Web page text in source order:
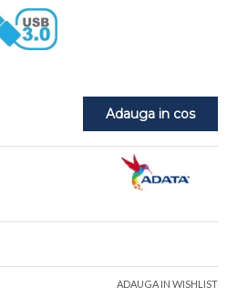
Adauga in cos
ADAUGA IN WISHLIST